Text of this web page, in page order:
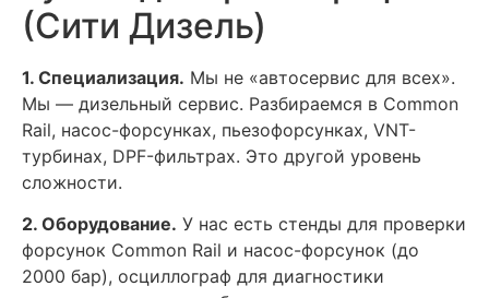
(Сити Дизель)
1. Специализация. Мы не «автосервис для всех».
Мы — дизельный сервис. Разбираемся в Common
Rail, насос-форсунках, пьезофорсунках, VNT-
турбинах, DPF-фильтрах. Это другой уровень
сложности.
2. Оборудование. У нас есть стенды для проверки
форсунок Common Rail и насос-форсунок (до
2000 бар), осциллограф для диагностики